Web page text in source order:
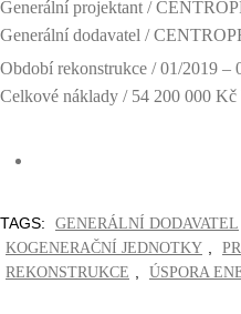
Generální projektant /
Generální dodavatel /
Období rekonstrukce / 01/2019 –
Celkové náklady / 54 200 000 Kč
TAGS: GENERÁLNÍ DODAVATEL
KOGENERAČNÍ JEDNOTKY
REKONSTRUKCE ÚSPORA